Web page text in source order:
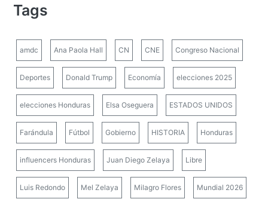
Tags
amdc Ana Paola Hall CN CNE Congreso Nacional
Deportes Donald Trump Economía elecciones 2025
elecciones Honduras Elsa Oseguera ESTADOS UNIDOS
Farándula Fútbol Gobierno HISTORIA Honduras
influencers Honduras Juan Diego Zelaya Libre
Luis Redondo Mel Zelaya Milagro Flores Mundial 2026